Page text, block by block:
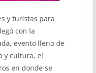
y turistas para
con la
evento lleno de
y cultura, el
en donde se